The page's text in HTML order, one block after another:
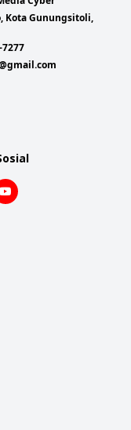
Kota Gunungsitoli,
7277